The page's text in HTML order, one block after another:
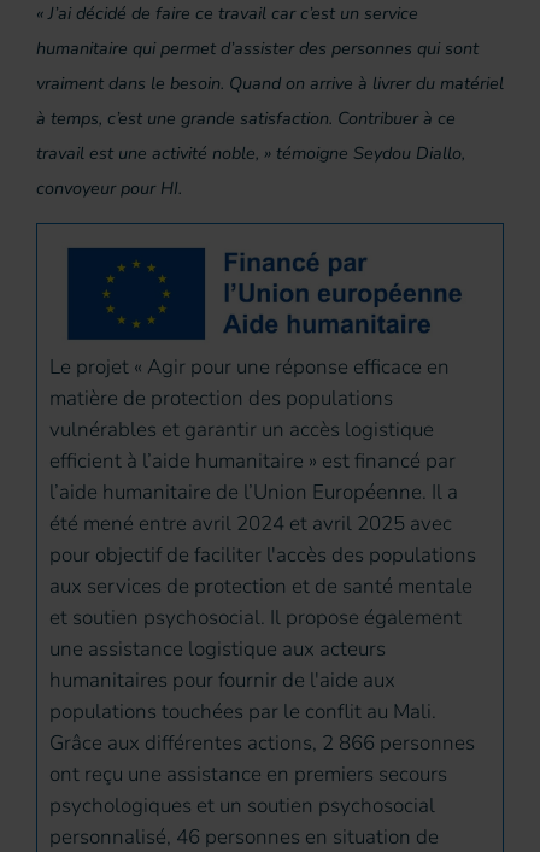
« J’ai décidé de faire ce travail car c’est un service
humanitaire qui permet d’assister des personnes qui sont
vraiment dans le besoin. Quand on arrive à livrer du matériel
à temps, c’est une grande satisfaction. Contribuer à ce
travail est une activité noble, » témoigne Seydou Diallo,
convoyeur pour HI.
Le projet « Agir pour une réponse efficace en
matière de protection des populations
vulnérables et garantir un accès logistique
efficient à l’aide humanitaire » est financé par
l’aide humanitaire de l’Union Européenne. Il a
été mené entre avril 2024 et avril 2025 avec
pour objectif de faciliter l'accès des populations
aux services de protection et de santé mentale
et soutien psychosocial. Il propose également
une assistance logistique aux acteurs
humanitaires pour fournir de l'aide aux
populations touchées par le conflit au Mali.
Grâce aux différentes actions, 2 866 personnes
ont reçu une assistance en premiers secours
psychologiques et un soutien psychosocial
personnalisé, 46 personnes en situation de